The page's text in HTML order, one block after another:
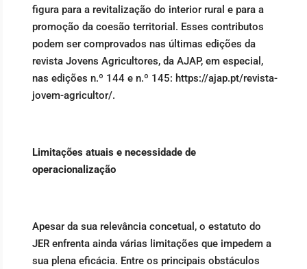
figura para a revitalização do interior rural e para a
promoção da coesão territorial. Esses contributos
podem ser comprovados nas últimas edições da
revista Jovens Agricultores, da AJAP, em especial,
nas edições n.º 144 e n.º 145: https://ajap.pt/revista-
jovem-agricultor/.
Limitações atuais e necessidade de
operacionalização
Apesar da sua relevância concetual, o estatuto do
JER enfrenta ainda várias limitações que impedem a
sua plena eficácia. Entre os principais obstáculos